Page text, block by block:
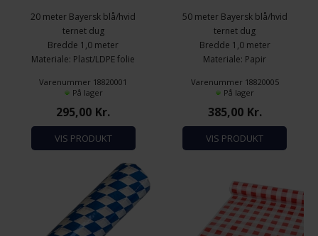
20 meter Bayersk blå/hvid
ternet dug
Bredde 1,0 meter
Materiale: Plast/LDPE folie
Varenummer 18820001
På lager
295,00 Kr.
VIS PRODUKT
50 meter Bayersk blå/hvid
ternet dug
Bredde 1,0 meter
Materiale: Papir
Varenummer 18820005
På lager
385,00 Kr.
VIS PRODUKT